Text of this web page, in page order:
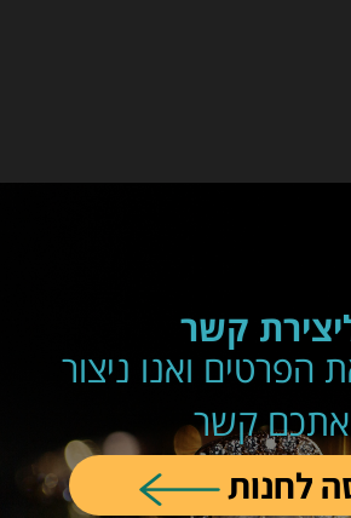
קשר
הפרטים ואנו ניצור
אתכם קשר
לחנות